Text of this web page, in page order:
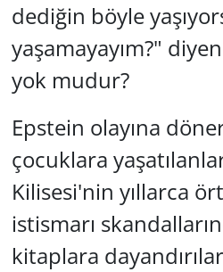
dediğin böyle
yaşamayayım?"
yok mudur?
Epstein olayına
çocuklara
Kilisesi'nin yıllarca
istismarı
kitaplara